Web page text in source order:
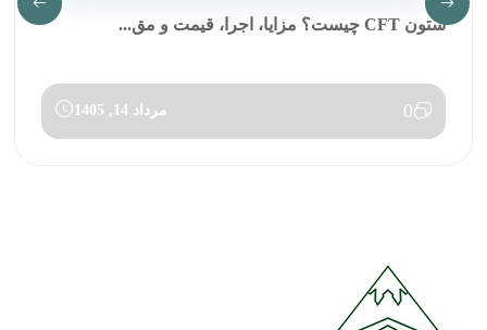
ستون CFT چیست؟ مزایا، اجرا، قیمت و مق...
0 مرداد 14, 1405